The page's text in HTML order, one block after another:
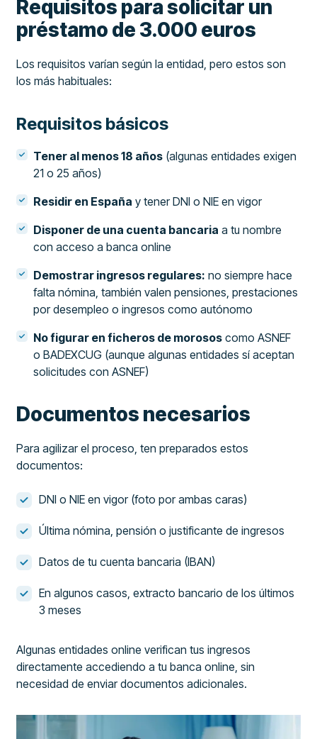
Requisitos para solicitar un
préstamo de 3.000 euros
Los requisitos varían según la entidad, pero estos son
los más habituales:
Requisitos básicos
Tener al menos 18 años (algunas entidades exigen
21 o 25 años)
Residir en España y tener DNI o NIE en vigor
Disponer de una cuenta bancaria a tu nombre
con acceso a banca online
Demostrar ingresos regulares: no siempre hace
falta nómina, también valen pensiones, prestaciones
por desempleo o ingresos como autónomo
No figurar en ficheros de morosos como ASNEF
o BADEXCUG (aunque algunas entidades sí aceptan
solicitudes con ASNEF)
Documentos necesarios
Para agilizar el proceso, ten preparados estos
documentos:
DNI o NIE en vigor (foto por ambas caras)
Última nómina, pensión o justificante de ingresos
Datos de tu cuenta bancaria (IBAN)
En algunos casos, extracto bancario de los últimos
3 meses
Algunas entidades online verifican tus ingresos
directamente accediendo a tu banca online, sin
necesidad de enviar documentos adicionales.